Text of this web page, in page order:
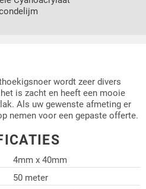
wordt zeer divers
is zacht en heeft een mooie
Als uw gewenste afmeting er
nemen voor een gepaste offerte.
4mm x 40mm
50 meter